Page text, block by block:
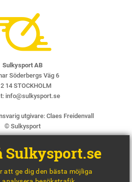
Sulkysport AB
Söderbergs Väg 6
14 STOCKHOLM
info@sulkysport.se
utgivare: Claes Freidenvall
© Sulkysport
Sulkysport.se
att ge dig den bästa möjliga